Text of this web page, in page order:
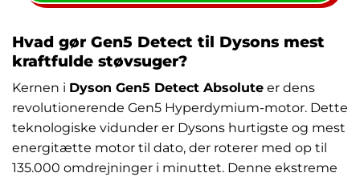
Hvad gør Gen5 Detect til Dysons mest
kraftfulde støvsuger?
Kernen i Dyson Gen5 Detect Absolute er dens
revolutionerende Gen5 Hyperdymium-motor. Dette
teknologiske vidunder er Dysons hurtigste og mest
energitætte motor til dato, der roterer med op til
135.000 omdrejninger i minuttet. Denne ekstreme